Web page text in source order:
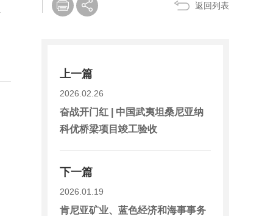
返回列表
上一篇
2026.02.26
奋战开门红 | 中国武夷坦桑尼亚纳
科优桥梁项目竣工验收
下一篇
2026.01.19
肯尼亚矿业、蓝色经济和海事事务